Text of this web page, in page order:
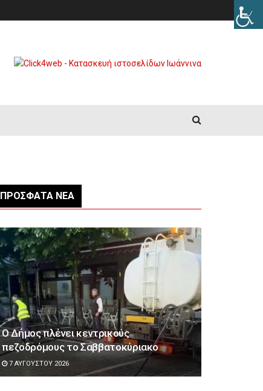
ΠΡΌΣΦΑΤΑ ΝΈΑ
Ο Δήμος πλένει κεντρικούς
πεζοδρόμους το Σαββατοκύριακο
7 ΑΥΓΟΎΣΤΟΥ 2026